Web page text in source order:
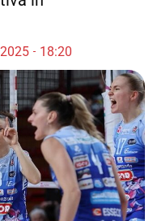
18:20